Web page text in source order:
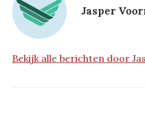
Jasper
Bekijk alle berichten door